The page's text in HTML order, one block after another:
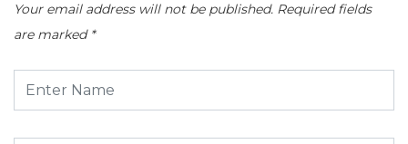
Your email address will not be published. Required fields
are marked *